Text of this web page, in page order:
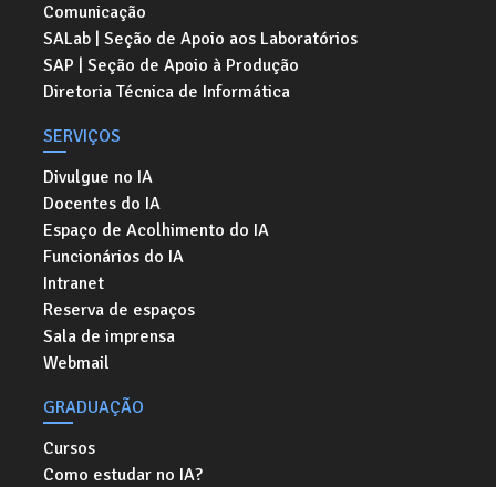
Comunicação
SALab | Seção de Apoio aos Laboratórios
SAP | Seção de Apoio à Produção
Diretoria Técnica de Informática
SERVIÇOS
Divulgue no IA
Docentes do IA
Espaço de Acolhimento do IA
Funcionários do IA
Intranet
Reserva de espaços
Sala de imprensa
Webmail
GRADUAÇÃO
Cursos
Como estudar no IA?